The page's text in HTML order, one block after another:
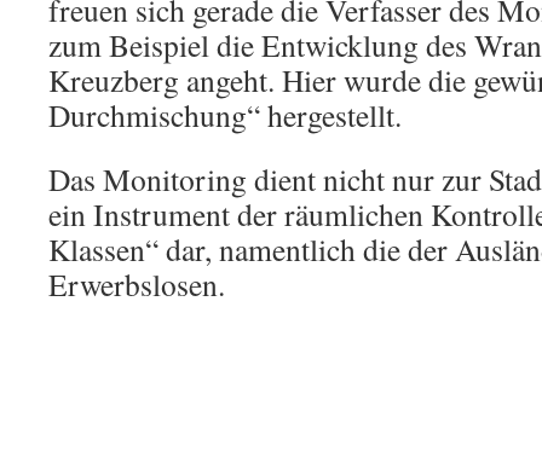
freuen sich gerade die Verfasser des
zum Beispiel die Entwicklung des
Kreuzberg angeht. Hier wurde die
Durchmischung“ hergestellt.
Das Monitoring dient nicht nur zur
ein Instrument der räumlichen
Klassen“ dar, namentlich die der
Erwerbslosen.